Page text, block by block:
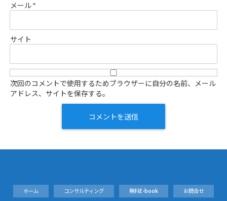
メール*
サイト
次回のコメントで使用するためブラウザーに自分の名前、メール
アドレス、サイトを保存する。
ホーム コンサルティング 無料E-book お問合せ